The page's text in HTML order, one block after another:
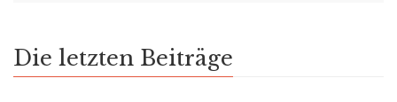
Die letzten Beiträge